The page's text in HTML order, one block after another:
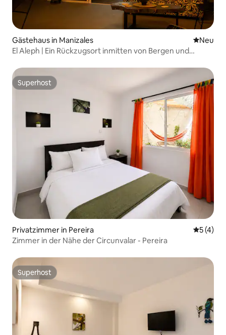
Gästehaus in Manizales Neue
Neu
El Aleph | Ein Rückzugsort inmitten von Bergen und
Superhost
Superhost
Privatzimmer in Pereira
5 (4)
Zimmer in der Nähe der Circunvalar - Pereira
Superhost
Superhost